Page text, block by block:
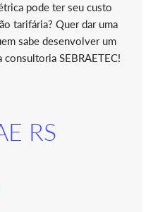
pode ter seu custo
tarifária? Quer dar uma
sabe desenvolver um
SEBRAETEC!
RS